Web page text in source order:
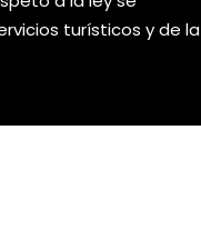
turísticos y de la